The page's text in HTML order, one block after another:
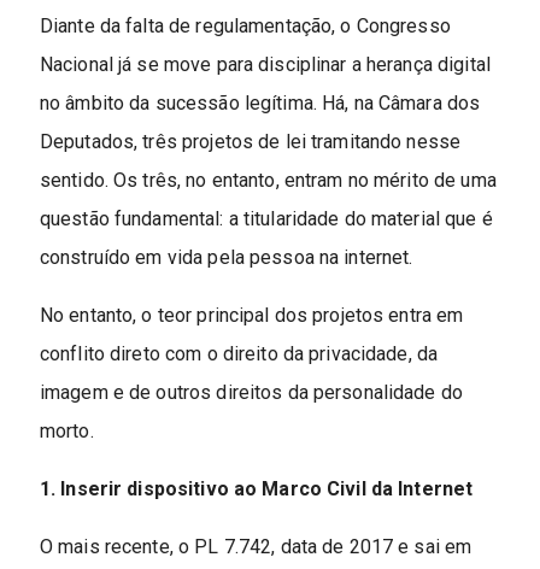
Diante da falta de regulamentação, o Congresso
Nacional já se move para disciplinar a herança digital
no âmbito da sucessão legítima. Há, na Câmara dos
Deputados, três projetos de lei tramitando nesse
sentido. Os três, no entanto, entram no mérito de uma
questão fundamental: a titularidade do material que é
construído em vida pela pessoa na internet.
No entanto, o teor principal dos projetos entra em
conflito direto com o direito da privacidade, da
imagem e de outros direitos da personalidade do
morto.
1. Inserir dispositivo ao Marco Civil da Internet
O mais recente, o PL 7.742, data de 2017 e sai em